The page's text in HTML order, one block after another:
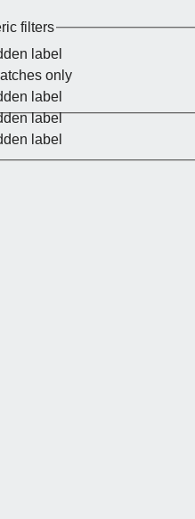
filters
label
only
label
label
label